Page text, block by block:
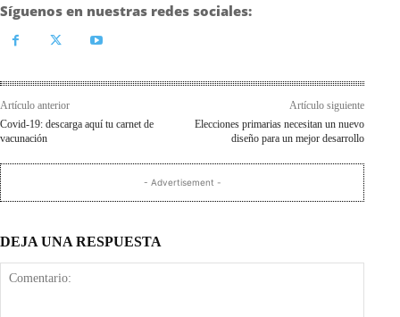
Síguenos en nuestras redes sociales:
Artículo anterior
Covid-19: descarga aquí tu carnet de
vacunación
Artículo siguiente
Elecciones primarias necesitan un nuevo
diseño para un mejor desarrollo
- Advertisement -
DEJA UNA RESPUESTA